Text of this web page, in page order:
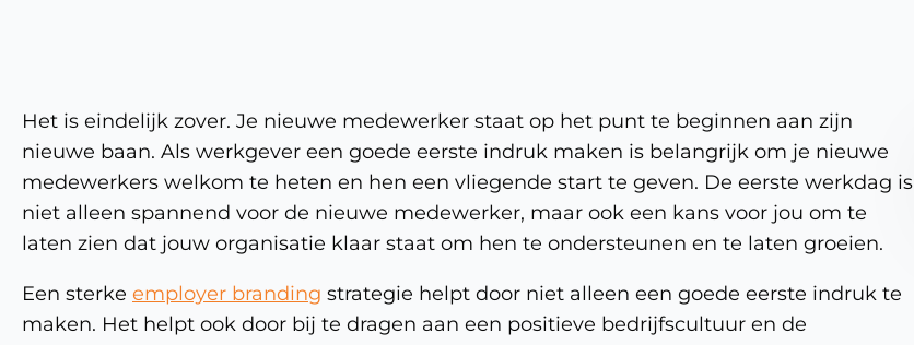
Het is eindelijk zover. Je nieuwe medewerker staat op het punt te beginnen aan zijn
nieuwe baan. Als werkgever een goede eerste indruk maken is belangrijk om je nieuwe
medewerkers welkom te heten en hen een vliegende start te geven. De eerste werkdag is
niet alleen spannend voor de nieuwe medewerker, maar ook een kans voor jou om te
laten zien dat jouw organisatie klaar staat om hen te ondersteunen en te laten groeien.
Een sterke employer branding strategie helpt door niet alleen een goede eerste indruk te
maken. Het helpt ook door bij te dragen aan een positieve bedrijfscultuur en de